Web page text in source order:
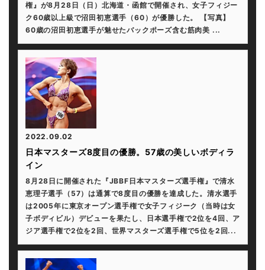
権』が8月28日（日）北海道・函館で開催され、女子フィジー
ク60歳以上級で沼田初恵選手（60）が優勝した。 【写真】
60歳の沼田初恵選手が魅せたバックポーズ含む筋肉美 ...
2022.09.02
日本マスターズ8度目の優勝。57歳の美しいボディラ
イン
8月28日に開催された『JBBF日本マスターズ選手権』で清水
恵理子選手（57）は通算で8度目の優勝を達成した。清水選手
は2005年に東京オープン選手権で女子フィジーク（当時は女
子ボディビル）デビューを果たし、日本選手権で2位を4回、ア
ジア選手権で2位を2回、世界マスターズ選手権で5位を2回...